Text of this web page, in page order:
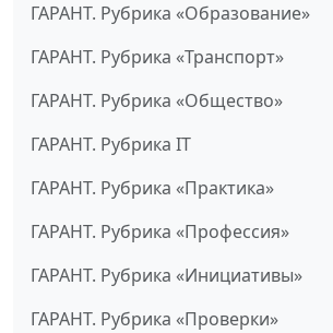
ГАРАНТ. Рубрика «Образование»
ГАРАНТ. Рубрика «Транспорт»
ГАРАНТ. Рубрика «Общество»
ГАРАНТ. Рубрика IT
ГАРАНТ. Рубрика «Практика»
ГАРАНТ. Рубрика «Профессия»
ГАРАНТ. Рубрика «Инициативы»
ГАРАНТ. Рубрика «Проверки»